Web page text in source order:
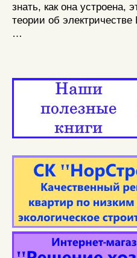
знать, как она устроена,
теории об
…